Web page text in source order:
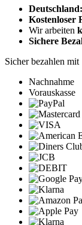
Kostenloser
Wir arbeiten
Sichere
Sicher bezahlen mit
Nachnahme
Vorauskasse